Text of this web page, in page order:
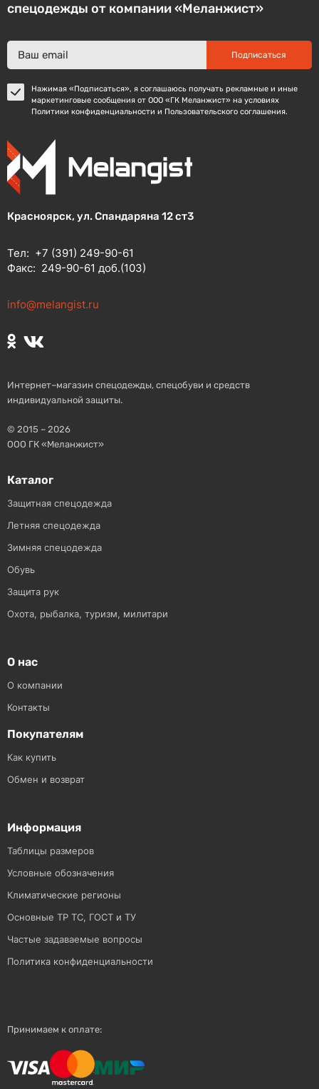
спецодежды от компании «Меланжист»
Подписаться
Нажимая «Подписаться», я соглашаюсь получать рекламные и иные
маркетинговые сообщения от ООО «ГК Меланжист» на условиях
Политики конфиденциальности и Пользовательского соглашения.
Красноярск, ул. Спандаряна 12 ст3
Тел: +7 (391) 249-90-61
Факс: 249-90-61 доб.(103)
info@melangist.ru
Интернет–магазин спецодежды, спецобуви и средств
индивидуальной защиты.
© 2015 – 2026
ООО ГК «Меланжист»
Каталог
Защитная спецодежда
Летняя спецодежда
Зимняя спецодежда
Обувь
Защита рук
Охота, рыбалка, туризм, милитари
О нас
О компании
Контакты
Покупателям
Как купить
Обмен и возврат
Информация
Таблицы размеров
Условные обозначения
Климатические регионы
Основные ТР ТС, ГОСТ и ТУ
Частые задаваемые вопросы
Политика конфиденциальности
Принимаем к оплате: